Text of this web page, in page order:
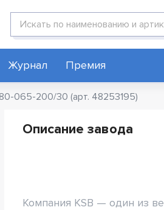
Поиск по каталогу
Журнал Премия
065-200/30 (арт. 48253195)
Описание завода
Компания KSB — один из